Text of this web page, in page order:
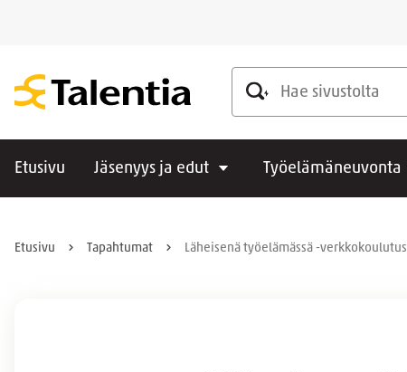
Hae sivustolta
Etusivu Jäsenyys ja edut Työelämäneuvonta
Etusivu Tapahtumat Läheisenä työelämässä -verkkokoulutus